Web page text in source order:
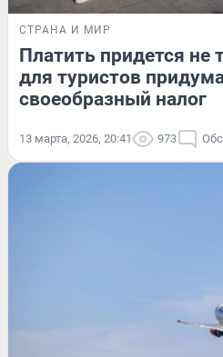
СТРАНА И МИР
Платить придется не
для туристов
своеобразный налог
13 марта, 2026, 20:41 973